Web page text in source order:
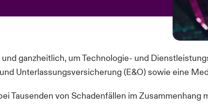
ganzheitlich, um Technologie- und
Unterlassungsversicherung (E&O) sowie eine
Tausenden von Schadenfällen im Zusammenhang